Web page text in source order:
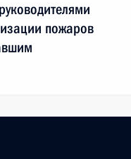
пожаров